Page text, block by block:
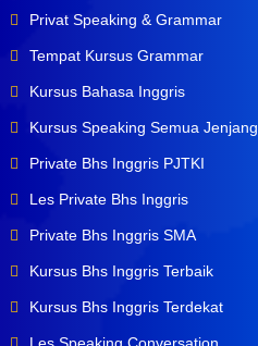
Privat Speaking & Grammar
Tempat Kursus Grammar
Kursus Bahasa Inggris
Kursus Speaking Semua Jenjang
Private Bhs Inggris PJTKI
Les Private Bhs Inggris
Private Bhs Inggris SMA
Kursus Bhs Inggris Terbaik
Kursus Bhs Inggris Terdekat